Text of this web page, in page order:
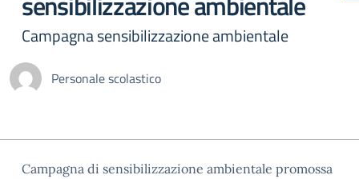
Campagna sensibilizzazione ambientale
Personale scolastico
Campagna di sensibilizzazione ambientale promossa